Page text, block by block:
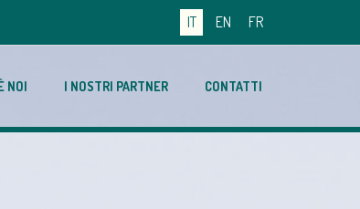
IT EN FR
NOI I NOSTRI PARTNER CONTATTI